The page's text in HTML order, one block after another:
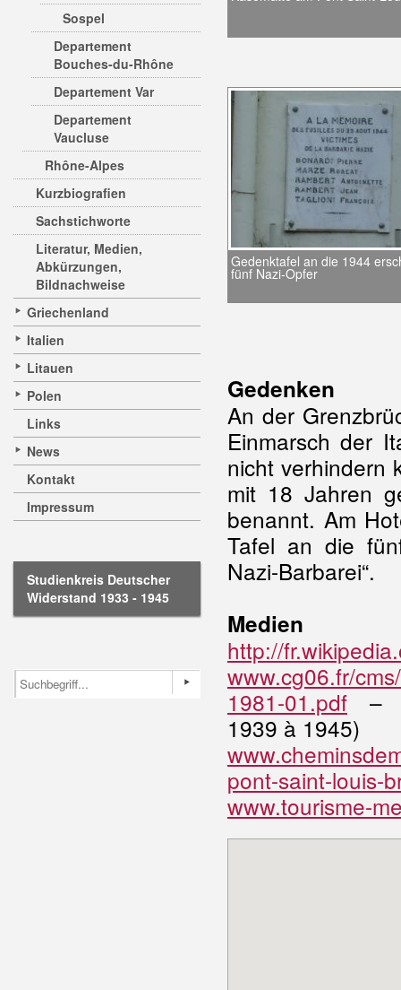
Sospel
Departement
Bouches-du-Rhône
Departement Var
Departement
Vaucluse
Rhône-Alpes
Kurzbiografien
Sachstichworte
Literatur, Medien,
Abkürzungen,
Bildnachweise
Griechenland
Italien
Litauen
Polen
Links
News
Kontakt
Impressum
Studienkreis Deutscher
Widerstand 1933 - 1945
Gedenktafel an die 1944
fünf Nazi-Opfer
Gedenken
An der
Einmarsch der
nicht verhindern
mit 18 Jahren
benannt. Am
Tafel an die
Nazi-Barbarei“.
Medien
http://
www.cg06.fr/
1981-01.pdf –
1939 à 1945)
pont-saint-louis-
www.tourisme-